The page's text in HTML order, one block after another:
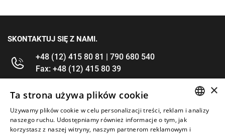
SKONTAKTUJ SIĘ Z NAMI.
+48 (12) 415 80 81 | 790 680 540
Fax: +48 (12) 415 80 39
kontakt@im-narzedzia.pl
INFORMACJE
×
Ta strona używa plików cookie
Używamy plików cookie w celu personalizacji treści, reklam i analizy
naszego ruchu. Udostępniamy również informacje o tym, jak
korzystasz z naszej witryny, naszym partnerom reklamowym i